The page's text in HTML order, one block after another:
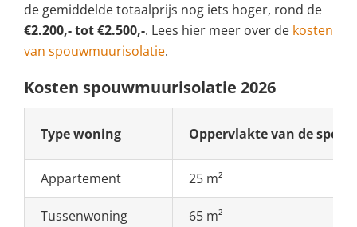
de gemiddelde totaalprijs nog iets hoger, rond de
€2.200,- tot €2.500,-. Lees hier meer over de kosten
van spouwmuurisolatie.
Kosten spouwmuurisolatie 2026
Type woning Oppervlakte van de
Appartement 25 m²
Tussenwoning 65 m²